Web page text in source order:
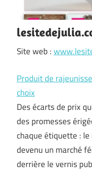
Site web :
Produit de
choix
Des écarts de prix
des promesses
chaque étiquette :
devenu un marché
derrière le vernis